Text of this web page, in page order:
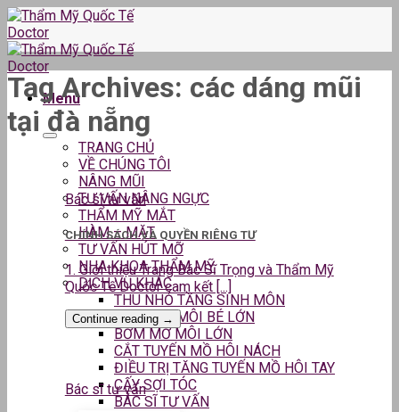
Skip
to
content
Menu
TRANG CHỦ
VỀ CHÚNG TÔI
NÂNG MŨI
TƯ VẤN NÂNG NGỰC
THẨM MỸ MẮT
HÀM – MẶT
TƯ VẤN HÚT MỠ
NHA KHOA THẨM MỸ
DỊCH VỤ KHÁC
THU NHỎ TẦNG SINH MÔN
THU GỌN MÔI BÉ LỚN
BƠM MỠ MÔI LỚN
CẮT TUYẾN MỒ HÔI NÁCH
ĐIỀU TRỊ TĂNG TUYẾN MỒ HÔI TAY
CẤY SỢI TÓC
BÁC SĨ TƯ VẤN
Tag Archives: các dáng mũi
tại đà nẵng
Bác sĩ tư vấn
CHÍNH SÁCH VÀ QUYỀN RIÊNG TƯ
1. Giới thiệu Trang Bác Sĩ Trọng và Thẩm Mỹ
Quốc Tế Doctor cam kết [...]
Continue reading →
Bác sĩ tư vấn